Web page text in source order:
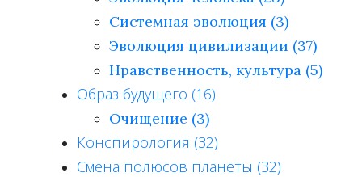
Системная эволюция (3)
Эволюция цивилизации (37)
Нравственность, культура (5)
Образ будущего (16)
Очищение (3)
Конспирология (32)
Смена полюсов планеты (32)